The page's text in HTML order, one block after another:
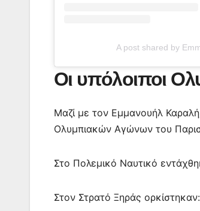
A post shared by
Οι υπόλοιποι
Μαζί με τον Εμμανουήλ
Ολυμπιακών Αγώνων του
Στο Πολεμικό Ναυτικό
Στον Στρατό Ξηράς ορκίστηκαν: